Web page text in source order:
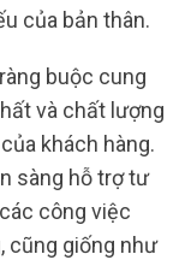
của bản thân.
buộc cung
và chất lượng
khách hàng.
sàng hỗ trợ tư
công việc
cũng giống như